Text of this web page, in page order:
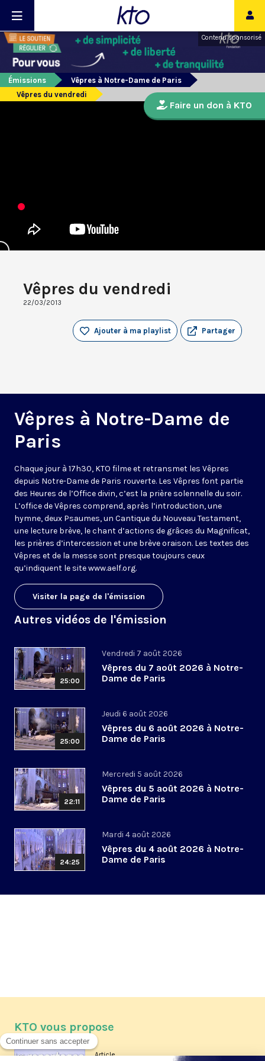
Contenu sponsorisé
Émissions
Vêpres à Notre-Dame de Paris
Vêpres du vendredi
Vêpres du vendredi
22/03/2013
Partager
Ajouter à ma playlist
Vêpres à Notre-Dame de
Paris
Chaque jour à 17h30, KTO filme et retransmet les Vêpres
depuis Notre-Dame de Paris rouverte. Les Vêpres font partie
des Heures de l’Office divin, c’est la prière solennelle du soir.
L’office de Vêpres comprend, après l’introduction, une
hymne, deux Psaumes, un Cantique du Nouveau Testament,
une lecture brève, le chant d’actions de grâces du Magnificat,
les prières d’intercession et une brève oraison. Les textes des
Vêpres et de la messe sont presque toujours ceux
qu’indiquent le sitewww.aelf.org.
Visiter la page de l'émission
Autres vidéos de l'émission
25:00
Vendredi 7 août 2026
Vêpres du 7 août 2026 à Notre-
Dame de Paris
25:00
Jeudi 6 août 2026
Vêpres du 6 août 2026 à Notre-
Dame de Paris
22:11
Mercredi 5 août 2026
Vêpres du 5 août 2026 à Notre-
Dame de Paris
24:25
Mardi 4 août 2026
Vêpres du 4 août 2026 à Notre-
Dame de Paris
Faire un don à KTO
KTO vous propose
Article